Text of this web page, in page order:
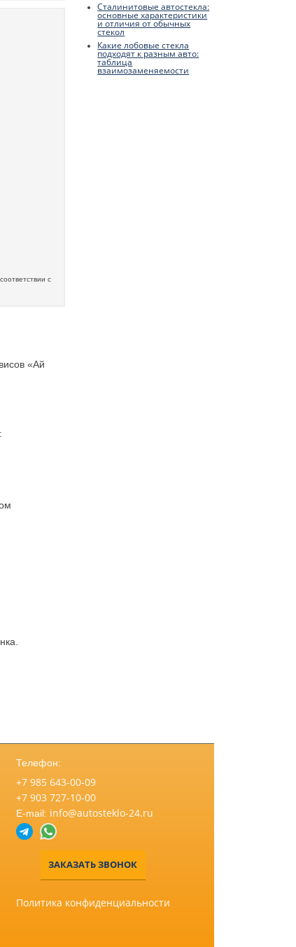
с
«Ай
Сталинитовые автостекла:
основные характеристики
и отличия от обычных
стекол
Какие лобовые стекла
подходят к разным авто:
таблица
взаимозаменяемости
Телефон:
+7 985 643-00-09
+7 903 727-10-00
E-mail: info@autosteklo-24.ru
ЗАКАЗАТЬ ЗВОНОК
Политика конфиденциальности